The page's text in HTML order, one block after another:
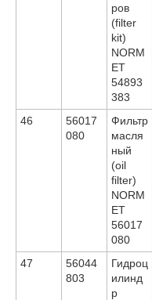
ров
(filter
kit)
NORM
ET
54893
383
46
56017
080
Фильтр
масля
ный
(oil
filter)
NORM
ET
56017
080
47
56044
803
Гидроц
илинд
р